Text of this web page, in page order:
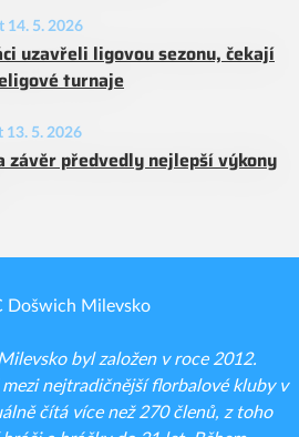
14. 5. 2026
uzavřeli ligovou sezonu, čekají
turnaje
13. 5. 2026
závěr předvedly nejlepší výkony
byl založen v roce 2012.
nejtradičnější florbalové kluby v
čítá více než 270 členů, z toho